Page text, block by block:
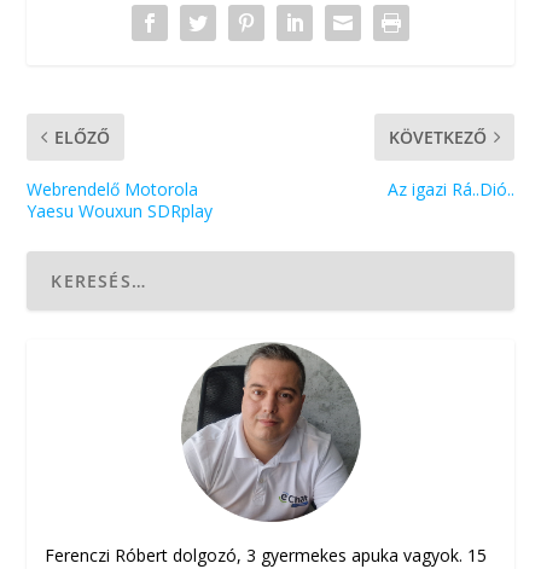
ELŐZŐ
Webrendelő Motorola
Yaesu Wouxun SDRplay
KÖVETKEZŐ
Az igazi Rá..Dió..
Ferenczi Róbert dolgozó, 3 gyermekes apuka vagyok. 15